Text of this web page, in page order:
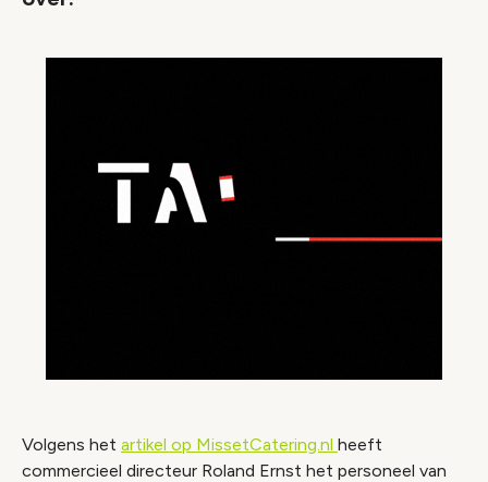
Volgens het artikel op MissetCatering.nl heeft
commercieel directeur Roland Ernst het personeel van